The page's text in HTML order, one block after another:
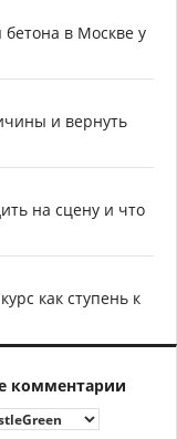
бетона в Москве у
и вернуть
на сцену и что
как ступень к
комментарии